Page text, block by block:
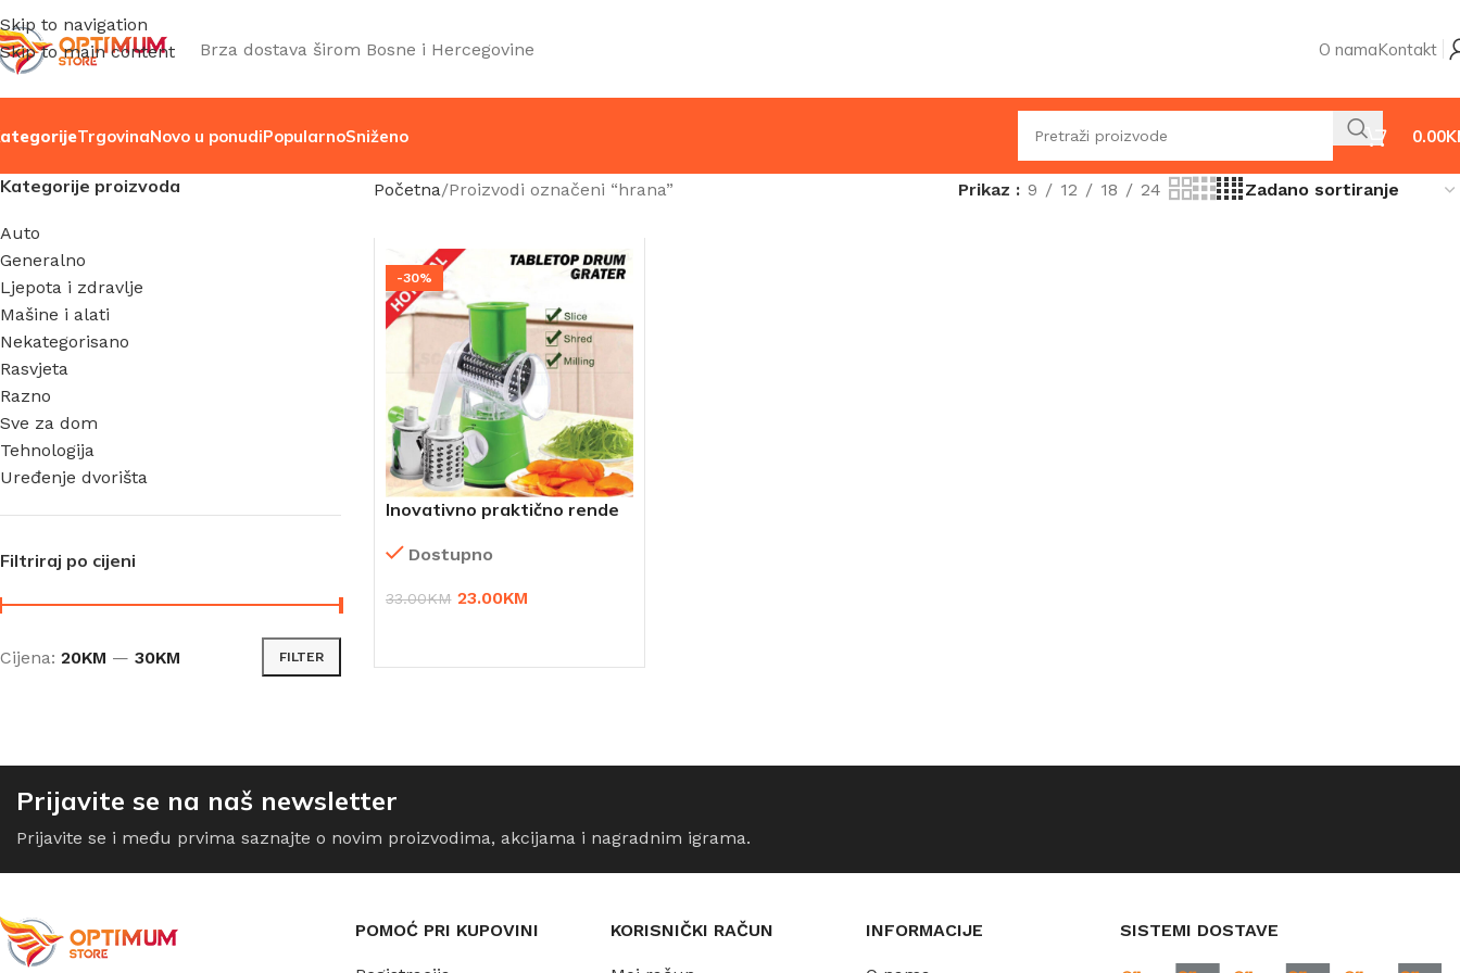
Skip to navigation
Skip to main content
Brza dostava širom Bosne i Hercegovine O namaKontakt
TrgovinaNovo u ponudiPopularnoSniženo 0.00
Kategorije proizvoda
Auto
Generalno
Ljepota i zdravlje
Mašine i alati
Nekategorisano
Rasvjeta
Razno
Sve za dom
Tehnologija
Uređenje dvorišta
Filtriraj po cijeni
FILTER
Cijena: 20KM — 30KM
Početna Proizvodi označeni “hrana” Prikaz 9 12 18 24
-30%
Inovativno praktično rende
Dostupno
33.00KM 23.00KM
Prijavite se na naš newsletter
Prijavite se i među prvima saznajte o novim proizvodima, akcijama i nagradnim igrama.
POMOĆ PRI KUPOVINI KORISNIČKI RAČUN INFORMACIJE SISTEMI DOSTAVE